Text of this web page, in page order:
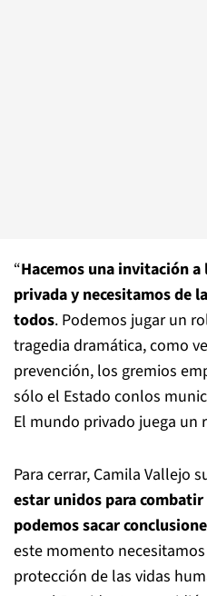
“Hacemos una invitación
privada y necesitamos de
todos. Podemos jugar un
tragedia dramática, como
prevención, los gremios
sólo el Estado conlos
El mundo privado juega un
Para cerrar, Camila Vallejo
estar unidos para combatir
podemos sacar
este momento
protección de las vidas